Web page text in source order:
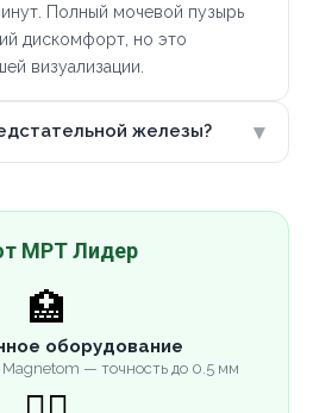
Полный мочевой пузырь
дискомфорт, но это
визуализации.
железы? ▾
МРТ Лидер
🏥
оборудование
— точность до 0.5 мм